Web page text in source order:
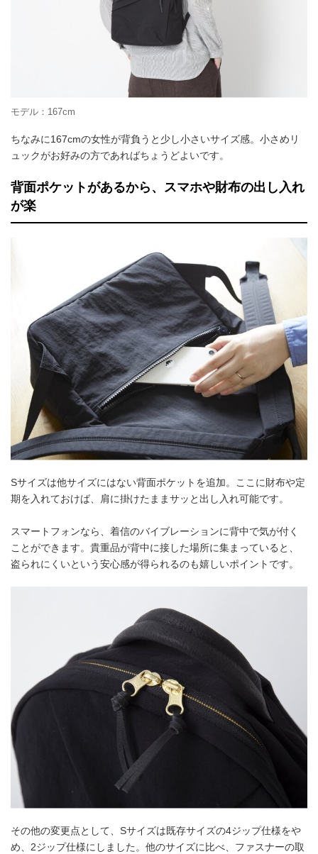
モデル：167cm
ちなみに167cmの女性が背負うと少し小さいサイズ感。小さめリ
ュックがお好みの方であればちょうどよいです。
背面ポケットがあるから、スマホや財布の出し入れ
が楽
Sサイズは他サイズにはない背面ポケットを追加。ここに財布や定
期を入れておけば、肩に掛けたままサッと出し入れ可能です。
スマートフォンなら、着信のバイブレーションに背中で気が付く
ことができます。貴重品が背中に接した場所に集まっていると、
盗られにくいという安心感が得られるのも嬉しいポイントです。
その他の変更点として、Sサイズは既存サイズの4ジップ仕様をや
め、2ジップ仕様にしました。他のサイズに比べ、ファスナーの取